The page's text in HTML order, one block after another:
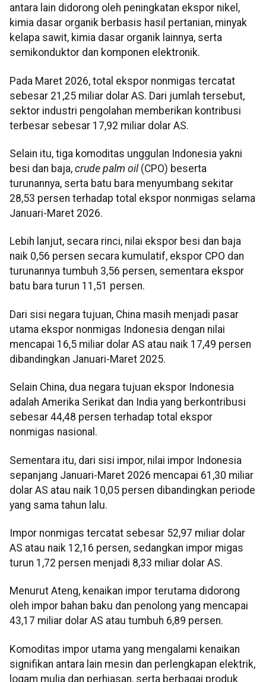
antara lain didorong oleh peningkatan ekspor nikel,
kimia dasar organik berbasis hasil pertanian, minyak
kelapa sawit, kimia dasar organik lainnya, serta
semikonduktor dan komponen elektronik.
Pada Maret 2026, total ekspor nonmigas tercatat
sebesar 21,25 miliar dolar AS. Dari jumlah tersebut,
sektor industri pengolahan memberikan kontribusi
terbesar sebesar 17,92 miliar dolar AS.
Selain itu, tiga komoditas unggulan Indonesia yakni
besi dan baja, crude palm oil (CPO) beserta
turunannya, serta batu bara menyumbang sekitar
28,53 persen terhadap total ekspor nonmigas selama
Januari-Maret 2026.
Lebih lanjut, secara rinci, nilai ekspor besi dan baja
naik 0,56 persen secara kumulatif, ekspor CPO dan
turunannya tumbuh 3,56 persen, sementara ekspor
batu bara turun 11,51 persen.
Dari sisi negara tujuan, China masih menjadi pasar
utama ekspor nonmigas Indonesia dengan nilai
mencapai 16,5 miliar dolar AS atau naik 17,49 persen
dibandingkan Januari-Maret 2025.
Selain China, dua negara tujuan ekspor Indonesia
adalah Amerika Serikat dan India yang berkontribusi
sebesar 44,48 persen terhadap total ekspor
nonmigas nasional.
Sementara itu, dari sisi impor, nilai impor Indonesia
sepanjang Januari-Maret 2026 mencapai 61,30 miliar
dolar AS atau naik 10,05 persen dibandingkan periode
yang sama tahun lalu.
Impor nonmigas tercatat sebesar 52,97 miliar dolar
AS atau naik 12,16 persen, sedangkan impor migas
turun 1,72 persen menjadi 8,33 miliar dolar AS.
Menurut Ateng, kenaikan impor terutama didorong
oleh impor bahan baku dan penolong yang mencapai
43,17 miliar dolar AS atau tumbuh 6,89 persen.
Komoditas impor utama yang mengalami kenaikan
signifikan antara lain mesin dan perlengkapan elektrik,
logam mulia dan perhiasan, serta berbagai produk